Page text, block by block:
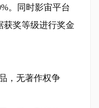
。同时影宙平台
获奖等级进行奖金
，无著作权争